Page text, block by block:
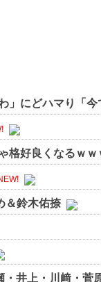
格好良くなるｗｗ
＆鈴木佑捺
井上・川﨑・菅